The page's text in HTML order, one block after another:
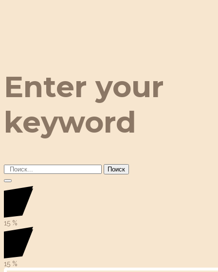
Enter your
keyword
Поиск
15 %
15 %